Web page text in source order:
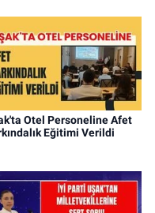
Otel Personeline Afet
Eğitimi Verildi